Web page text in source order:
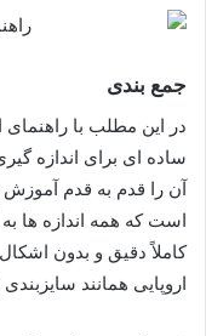
جمع بندی
در این مطلب با
ساده ای برای اندازه
آن را قدم به قدم
است که همه اندازه ها
کاملاً دقیق و بدون
اروپایی همانند